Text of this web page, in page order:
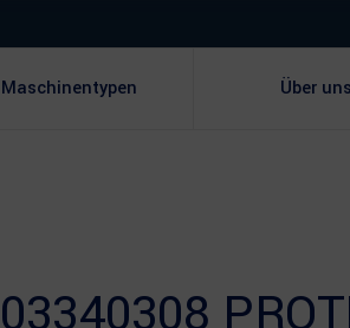
Maschinentypen Über uns